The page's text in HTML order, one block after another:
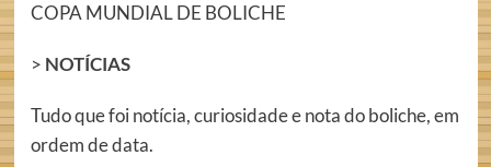
COPA MUNDIAL DE BOLICHE
> NOTÍCIAS
Tudo que foi notícia, curiosidade e nota do boliche, em
ordem de data.